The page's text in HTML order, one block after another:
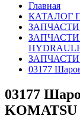
Главная
КАТАЛОГ
ЗАПЧАСТИ
03177
03177
KOMATSU